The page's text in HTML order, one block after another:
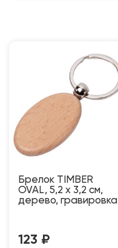
Брелок TIMBER
OVAL, 5,2 x 3,2 см,
дерево, гравировка
123 ₽